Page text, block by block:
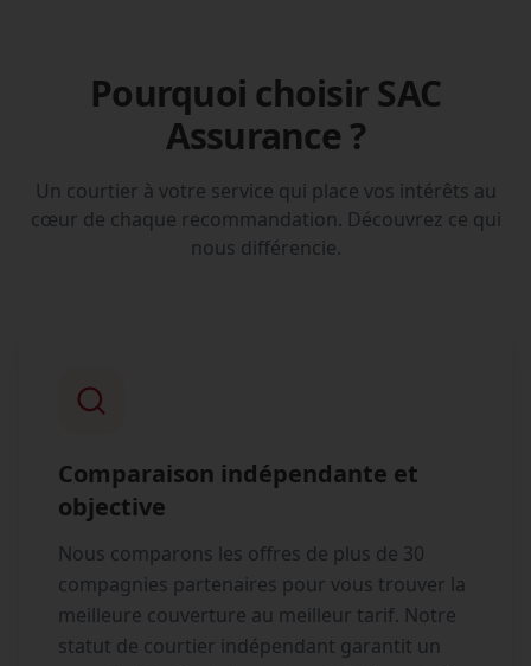
Pourquoi choisir SAC
Assurance ?
Un courtier à votre service qui place vos intérêts au
cœur de chaque recommandation. Découvrez ce qui
nous différencie.
Comparaison indépendante et
objective
Nous comparons les offres de plus de 30
compagnies partenaires pour vous trouver la
meilleure couverture au meilleur tarif. Notre
statut de courtier indépendant garantit un